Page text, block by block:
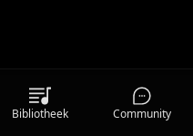
Bibliotheek Community